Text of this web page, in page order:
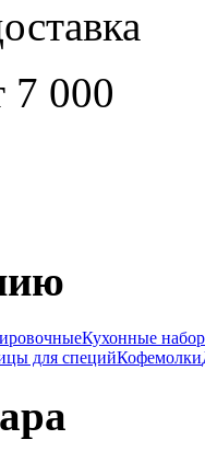
7 000
Кухонные
для специйКофемолки